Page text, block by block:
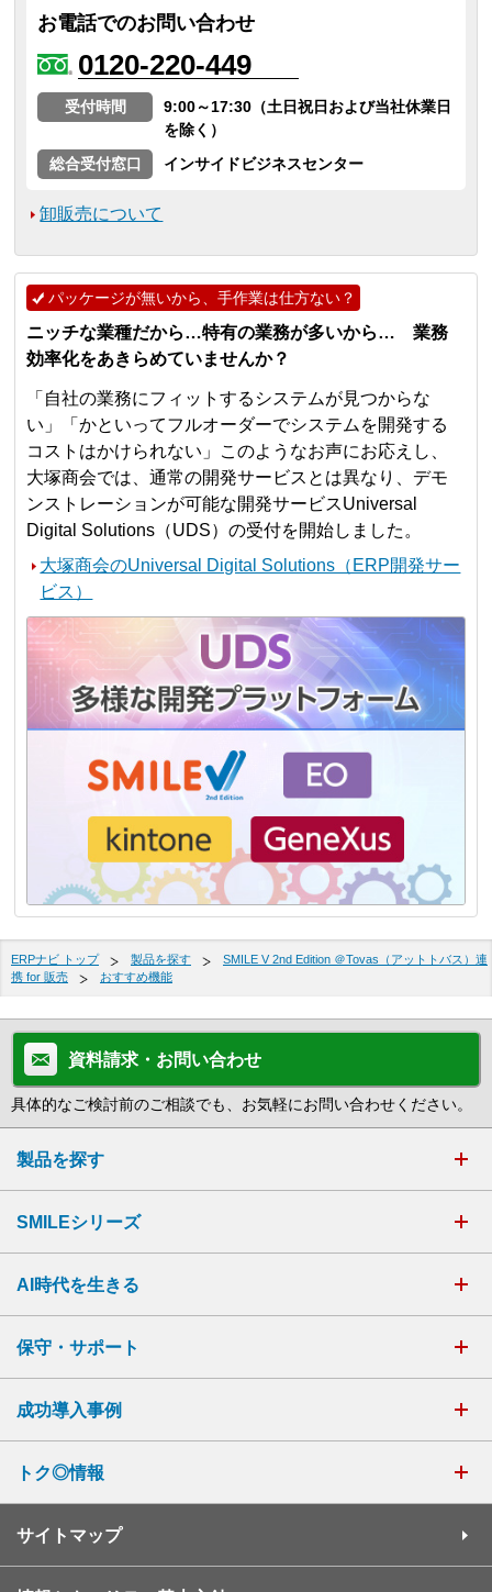
お電話でのお問い合わせ
0120-220-449
受付時間
9:00～17:30（土日祝日および当社休業日
を除く）
総合受付窓口
インサイドビジネスセンター
卸販売について
パッケージが無いから、手作業は仕方ない？
ニッチな業種だから…特有の業務が多いから… 業務
効率化をあきらめていませんか？
「自社の業務にフィットするシステムが見つからな
い」「かといってフルオーダーでシステムを開発する
コストはかけられない」このようなお声にお応えし、
大塚商会では、通常の開発サービスとは異なり、デモ
ンストレーションが可能な開発サービスUniversal
Digital Solutions（UDS）の受付を開始しました。
大塚商会のUniversal Digital Solutions（ERP開発サー
ビス）
ERPナビ トップ 製品を探す
SMILE V 2nd Edition ＠Tovas（アットトバス）連
携 for 販売
おすすめ機能
資料請求・お問い合わせ
具体的なご検討前のご相談でも、お気軽にお問い合わせください。
製品を探す
SMILEシリーズ
AI時代を生きる
保守・サポート
成功導入事例
トク◎情報
サイトマップ